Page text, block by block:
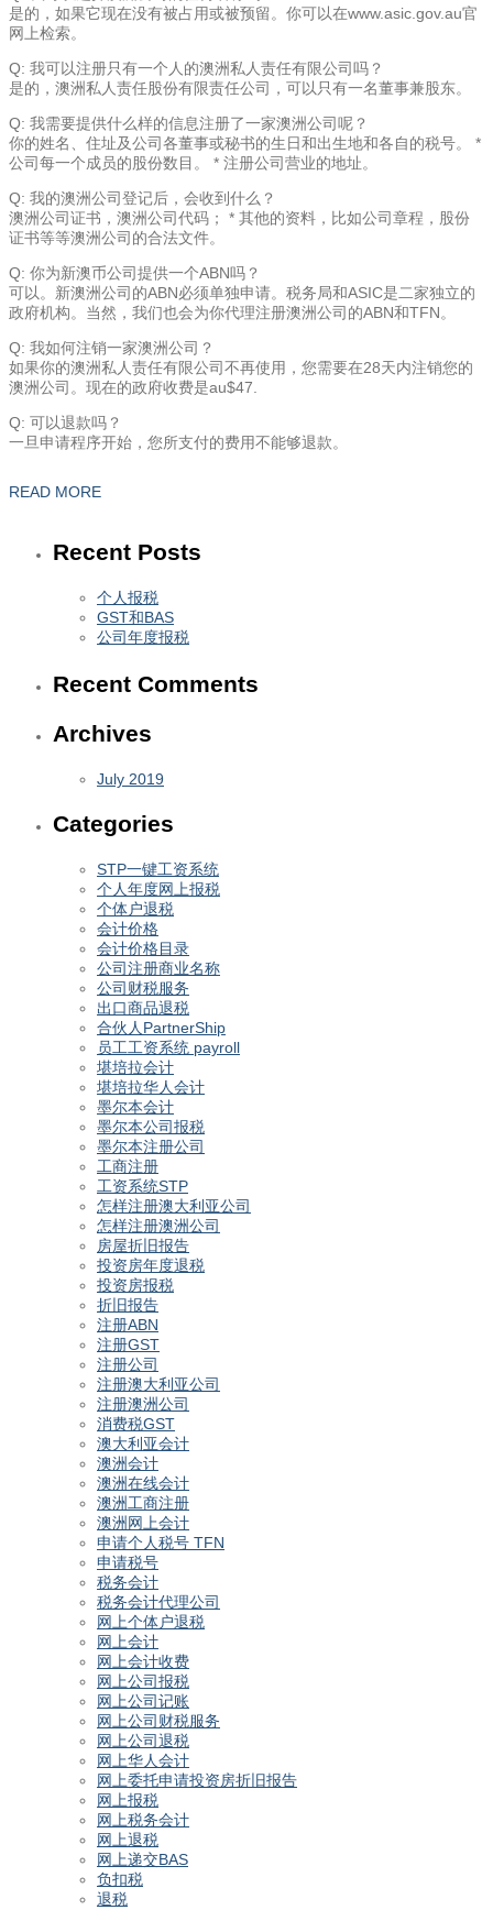
是的，如果它现在没有被占用或被预留。你可以在www.asic.gov.au官
网上检索。
Q: 我可以注册只有一个人的澳洲私人责任有限公司吗？
是的，澳洲私人责任股份有限责任公司，可以只有一名董事兼股东。
Q: 我需要提供什么样的信息注册了一家澳洲公司呢？
你的姓名、住址及公司各董事或秘书的生日和出生地和各自的税号。 *
公司每一个成员的股份数目。 * 注册公司营业的地址。
Q: 我的澳洲公司登记后，会收到什么？
澳洲公司证书，澳洲公司代码； * 其他的资料，比如公司章程，股份
证书等等澳洲公司的合法文件。
Q: 你为新澳币公司提供一个ABN吗？
可以。新澳洲公司的ABN必须单独申请。税务局和ASIC是二家独立的
政府机构。当然，我们也会为你代理注册澳洲公司的ABN和TFN。
Q: 我如何注销一家澳洲公司？
如果你的澳洲私人责任有限公司不再使用，您需要在28天内注销您的
澳洲公司。现在的政府收费是au$47.
Q: 可以退款吗？
一旦申请程序开始，您所支付的费用不能够退款。
READ MORE
Recent Posts
个人报税
GST和BAS
公司年度报税
Recent Comments
Archives
July 2019
Categories
STP一键工资系统
个人年度网上报税
个体户退税
会计价格
会计价格目录
公司注册商业名称
公司财税服务
出口商品退税
合伙人PartnerShip
员工工资系统 payroll
堪培拉会计
堪培拉华人会计
墨尔本会计
墨尔本公司报税
墨尔本注册公司
工商注册
工资系统STP
怎样注册澳大利亚公司
怎样注册澳洲公司
房屋折旧报告
投资房年度退税
投资房报税
折旧报告
注册ABN
注册GST
注册公司
注册澳大利亚公司
注册澳洲公司
消费税GST
澳大利亚会计
澳洲会计
澳洲在线会计
澳洲工商注册
澳洲网上会计
申请个人税号 TFN
申请税号
税务会计
税务会计代理公司
网上个体户退税
网上会计
网上会计收费
网上公司报税
网上公司记账
网上公司财税服务
网上公司退税
网上华人会计
网上委托申请投资房折旧报告
网上报税
网上税务会计
网上退税
网上递交BAS
负扣税
退税